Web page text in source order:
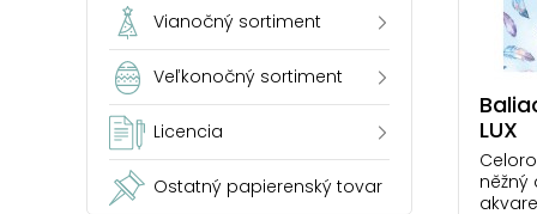
Vianočný sortiment
Veľkonočný sortiment
Licencia
Ostatný papierenský tovar
LUX